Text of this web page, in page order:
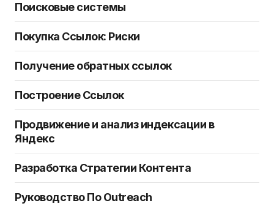
Поисковые системы
Покупка Ссылок: Риски
Получение обратных ссылок
Построение Ссылок
Продвижение и анализ индексации в
Яндекс
Разработка Стратегии Контента
Руководство По Outreach